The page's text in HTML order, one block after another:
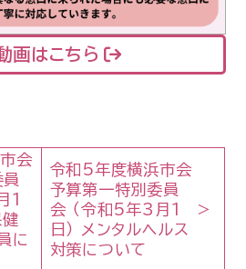
画はこちら
会
1
健
に
令和5年度横浜市会
予算第一特別委員
会 （令和5年3月1
日） メンタルヘルス
対策について